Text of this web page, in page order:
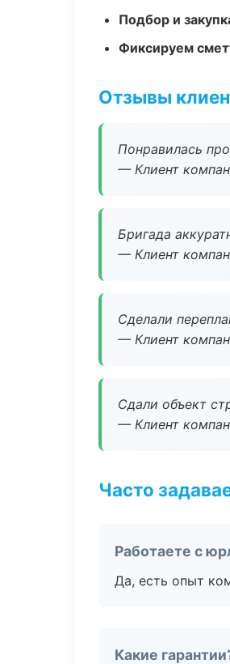
Подбор и
Фиксируем
Отзывы
Понравилась
— Клиент
Бригада
— Клиент
Сделали
— Клиент
Сдали объект
— Клиент
Часто
Работаете с
Да, есть опыт
Какие